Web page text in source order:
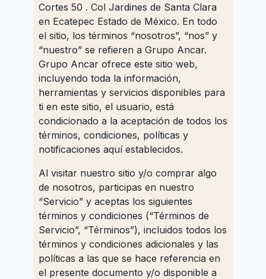
Cortes 50 . Col Jardines de Santa Clara
en Ecatepec Estado de México. En todo
el sitio, los términos “nosotros”, “nos” y
“nuestro” se refieren a Grupo Ancar.
Grupo Ancar ofrece este sitio web,
incluyendo toda la información,
herramientas y servicios disponibles para
ti en este sitio, el usuario, está
condicionado a la aceptación de todos los
términos, condiciones, políticas y
notificaciones aquí establecidos.
Al visitar nuestro sitio y/o comprar algo
de nosotros, participas en nuestro
“Servicio” y aceptas los siguientes
términos y condiciones (“Términos de
Servicio”, “Términos”), incluidos todos los
términos y condiciones adicionales y las
políticas a las que se hace referencia en
el presente documento y/o disponible a